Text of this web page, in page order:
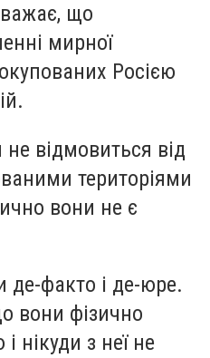
що
мирної
Росією
відмовиться від
територіями
вони не є
де-факто і де-юре.
вони фізично
нікуди з неї не